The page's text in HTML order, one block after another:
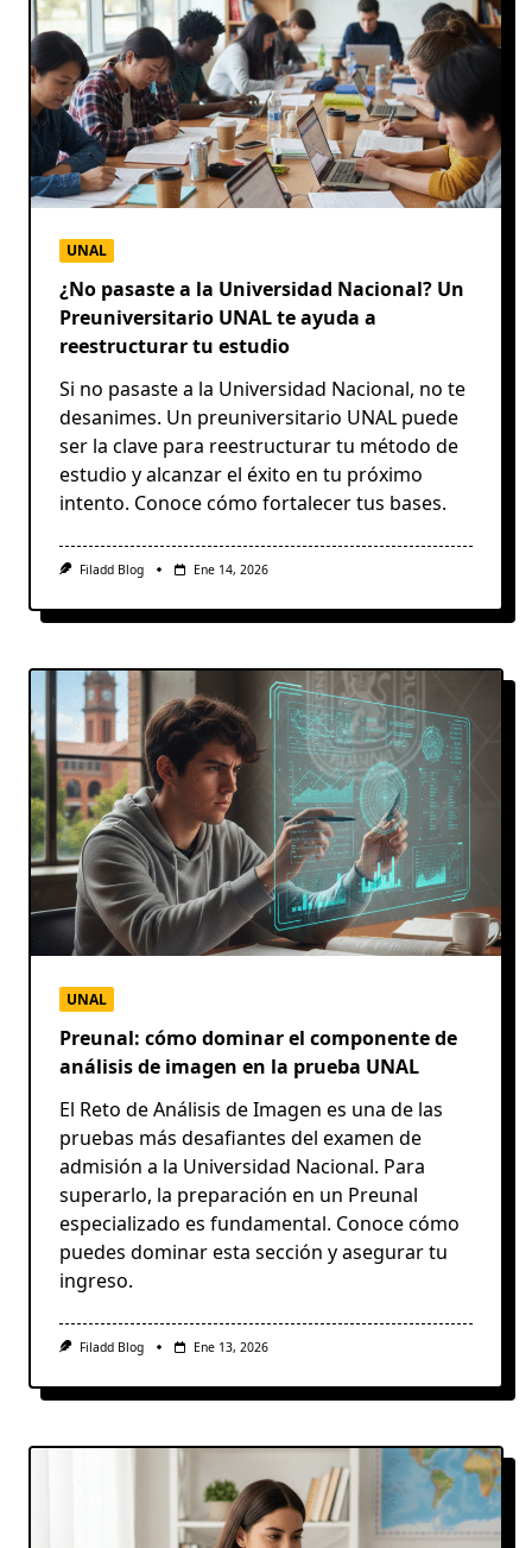
UNAL
¿No pasaste a la Universidad Nacional? Un
Preuniversitario UNAL te ayuda a
reestructurar tu estudio
Si no pasaste a la Universidad Nacional, no te
desanimes. Un preuniversitario UNAL puede
ser la clave para reestructurar tu método de
estudio y alcanzar el éxito en tu próximo
intento. Conoce cómo fortalecer tus bases.
Filadd Blog Ene 14, 2026
UNAL
Preunal: cómo dominar el componente de
análisis de imagen en la prueba UNAL
El Reto de Análisis de Imagen es una de las
pruebas más desafiantes del examen de
admisión a la Universidad Nacional. Para
superarlo, la preparación en un Preunal
especializado es fundamental. Conoce cómo
puedes dominar esta sección y asegurar tu
ingreso.
Filadd Blog Ene 13, 2026